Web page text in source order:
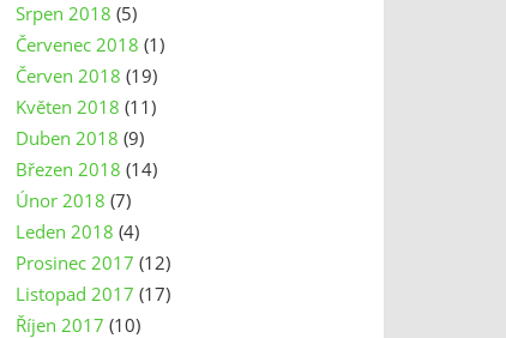
Srpen 2018 (5)
Červenec 2018 (1)
Červen 2018 (19)
Květen 2018 (11)
Duben 2018 (9)
Březen 2018 (14)
Únor 2018 (7)
Leden 2018 (4)
Prosinec 2017 (12)
Listopad 2017 (17)
Říjen 2017 (10)